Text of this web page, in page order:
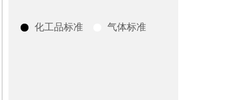
化工品标准 气体标准